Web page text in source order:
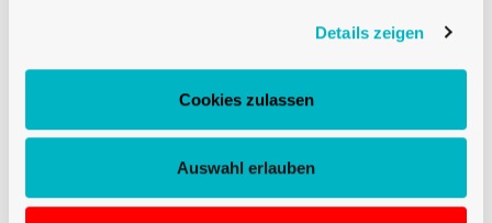
Details zeigen
Cookies zulassen
Auswahl erlauben